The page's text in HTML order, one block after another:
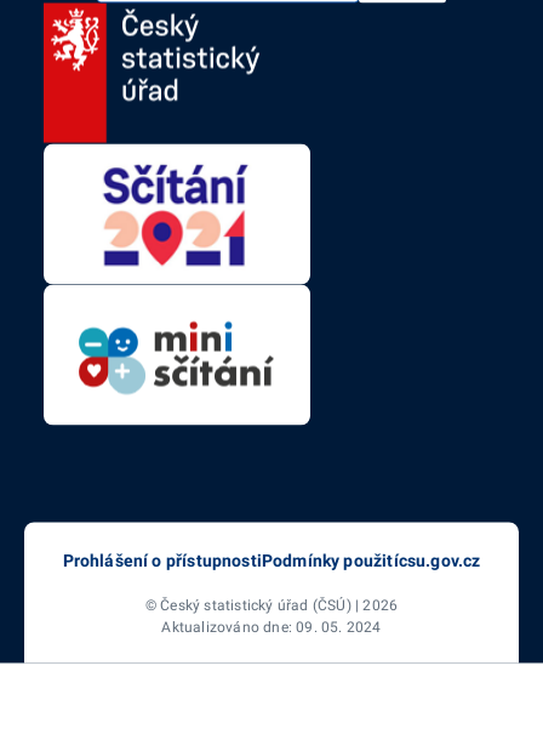
Prohlášení o přístupnostiPodmínky použitícsu.gov.cz
© Český statistický úřad (ČSÚ) | 2026
Aktualizováno dne: 09. 05. 2024